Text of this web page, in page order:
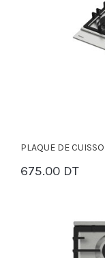
PLAQUE DE
675.00 DT
PANIER